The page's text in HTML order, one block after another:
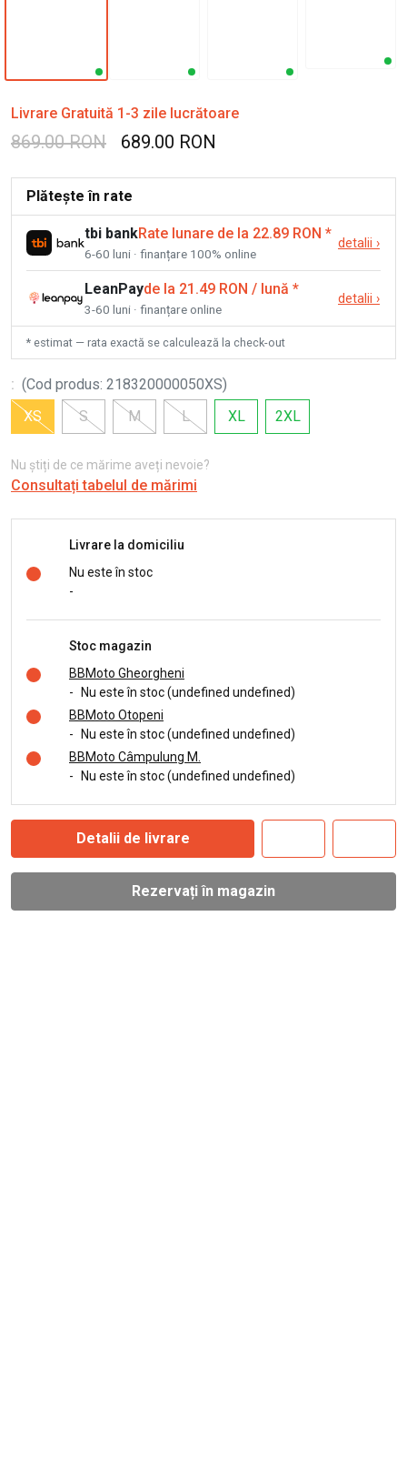
Livrare Gratuită 1-3 zile lucrătoare
869.00 RON 689.00 RON
Plătește în rate
tbi bankRate lunare de la 22.89 RON *
6-60 luni · finanțare 100% online
detalii ›
LeanPayde la 21.49 RON / lună *
3-60 luni · finanțare online
detalii ›
* estimat — rata exactă se calculează la check-out
: (Cod produs: 218320000050XS)
XS
S M L XL 2XL
Nu știți de ce mărime aveți nevoie?
Consultați tabelul de mărimi
Livrare la domiciliu
Nu este în stoc
-
Stoc magazin
BBMoto Gheorgheni
-
Nu este în stoc (undefined undefined)
BBMoto Otopeni
-
Nu este în stoc (undefined undefined)
BBMoto Câmpulung M.
-
Nu este în stoc (undefined undefined)
Detalii de livrare
Rezervați în magazin